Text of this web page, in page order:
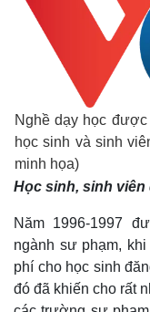
Nghề dạy học
học sinh và sinh
minh họa)
Học sinh, sinh
Năm 1996-1997
ngành sư phạm,
phí cho học sinh
đó đã khiến cho rất